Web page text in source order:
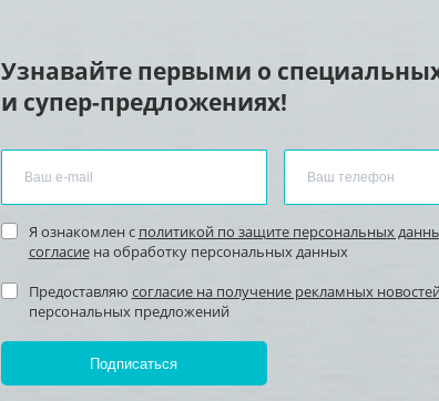
Узнавайте первыми о
и супер-предложениях!
Я ознакомлен с политикой по защите персональных
согласиена обработку персональных данных
Предоставляю согласие на получение рекламных
персональных предложений